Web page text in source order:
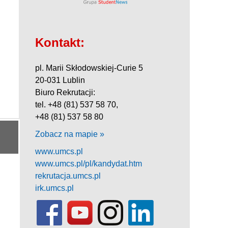
Kontakt:
pl. Marii Skłodowskiej-Curie 5
20-031 Lublin
Biuro Rekrutacji:
tel. +48 (81) 537 58 70,
+48 (81) 537 58 80
Zobacz na mapie »
www.umcs.pl
www.umcs.pl/pl/kandydat.htm
rekrutacja.umcs.pl
irk.umcs.pl